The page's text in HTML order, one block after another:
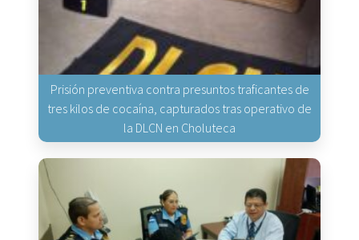
Prisión preventiva contra presuntos traficantes de
tres kilos de cocaína, capturados tras operativo de
la DLCN en Choluteca